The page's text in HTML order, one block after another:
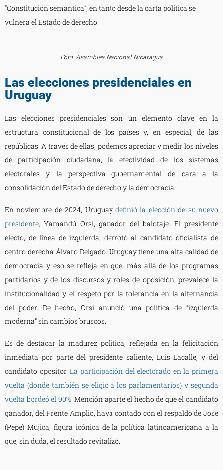
“Constitución semántica”, en tanto desde la carta política se
vulnera el Estado de derecho.
Foto. Asamblea Nacional Nicaragua
Las elecciones presidenciales en
Uruguay
Las elecciones presidenciales son un elemento clave en la
estructura constitucional de los países y, en especial, de las
repúblicas. A través de ellas, podemos apreciar y medir los niveles
de participación ciudadana, la efectividad de los sistemas
electorales y la perspectiva gubernamental de cara a la
consolidación del Estado de derecho y la democracia.
En noviembre de 2024, Uruguay definió la elección de su nuevo
presidente,Yamandú Orsi, ganador del balotaje. El presidente
electo, de línea de izquierda, derrotó al candidato oficialista de
centro derecha Álvaro Delgado. Uruguay tiene una alta calidad de
democracia y eso se refleja en que, más allá de los programas
partidarios y de los discursos y roles de oposición, prevalece la
institucionalidad y el respeto por la tolerancia en la alternancia
del poder. De hecho, Orsi anunció una política de “izquierda
moderna” sin cambios bruscos.
Es de destacar la madurez política, reflejada en la felicitación
inmediata por parte del presidente saliente, Luis Lacalle, y del
candidato opositor. La participación del electorado en la primera
vuelta (donde también se eligió a los parlamentarios) y segunda
vuelta bordeó el 90%. Mención aparte el hecho de que el candidato
ganador, del Frente Amplio, haya contado con el respaldo de José
(Pepe) Mujica, figura icónica de la política latinoamericana a la
que, sin duda, el resultado revitalizó.